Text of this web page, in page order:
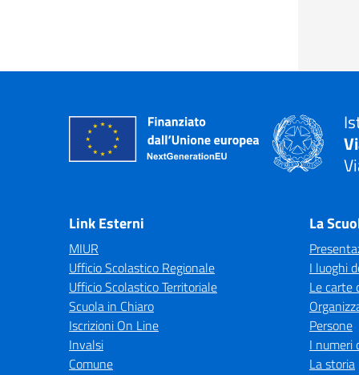
Link Esterni
MIUR
Ufficio Scolastico Regionale
Ufficio Scolastico Territoriale
Scuola in Chiaro
Iscrizioni On Line
Invalsi
Comune
La
I luoghi
Le carte
Persone
I numeri
La storia